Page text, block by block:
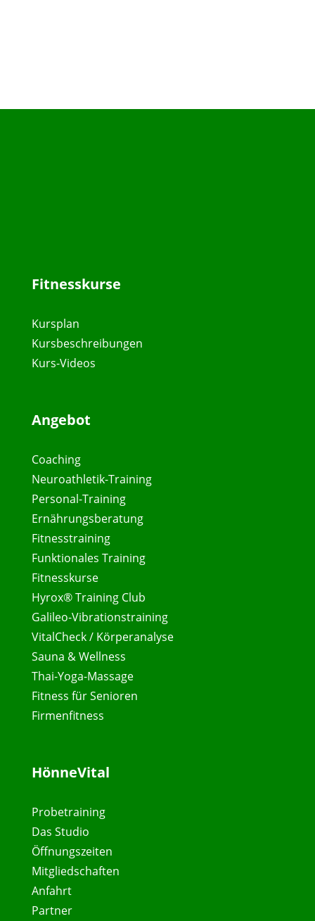
Fitnesskurse
Kursplan
Kursbeschreibungen
Kurs-Videos
Angebot
Coaching
Neuroathletik-Training
Personal-Training
Ernährungsberatung
Fitnesstraining
Funktionales Training
Fitnesskurse
Hyrox® Training Club
Galileo-Vibrationstraining
VitalCheck / Körperanalyse
Sauna & Wellness
Thai-Yoga-Massage
Fitness für Senioren
Firmenfitness
HönneVital
Probetraining
Das Studio
Öffnungszeiten
Mitgliedschaften
Anfahrt
Partner